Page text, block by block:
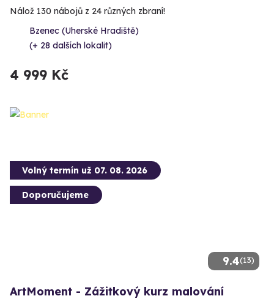
Nálož 130 nábojů z 24 různých zbraní!
Bzenec (Uherské Hradiště)
(+ 28 dalších lokalit)
4 999 Kč
9.4(13)
Volný termín už 07. 08. 2026
Doporučujeme
ArtMoment - Zážitkový kurz malování